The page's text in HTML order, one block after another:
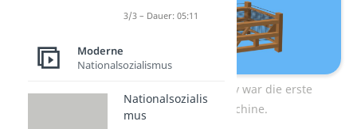
Die Spinning Jenny war die erste
Spinnmaschine.
3/3 – Dauer: 05:11
Moderne
Nationalsozialismus
Nationalsozialis
mus